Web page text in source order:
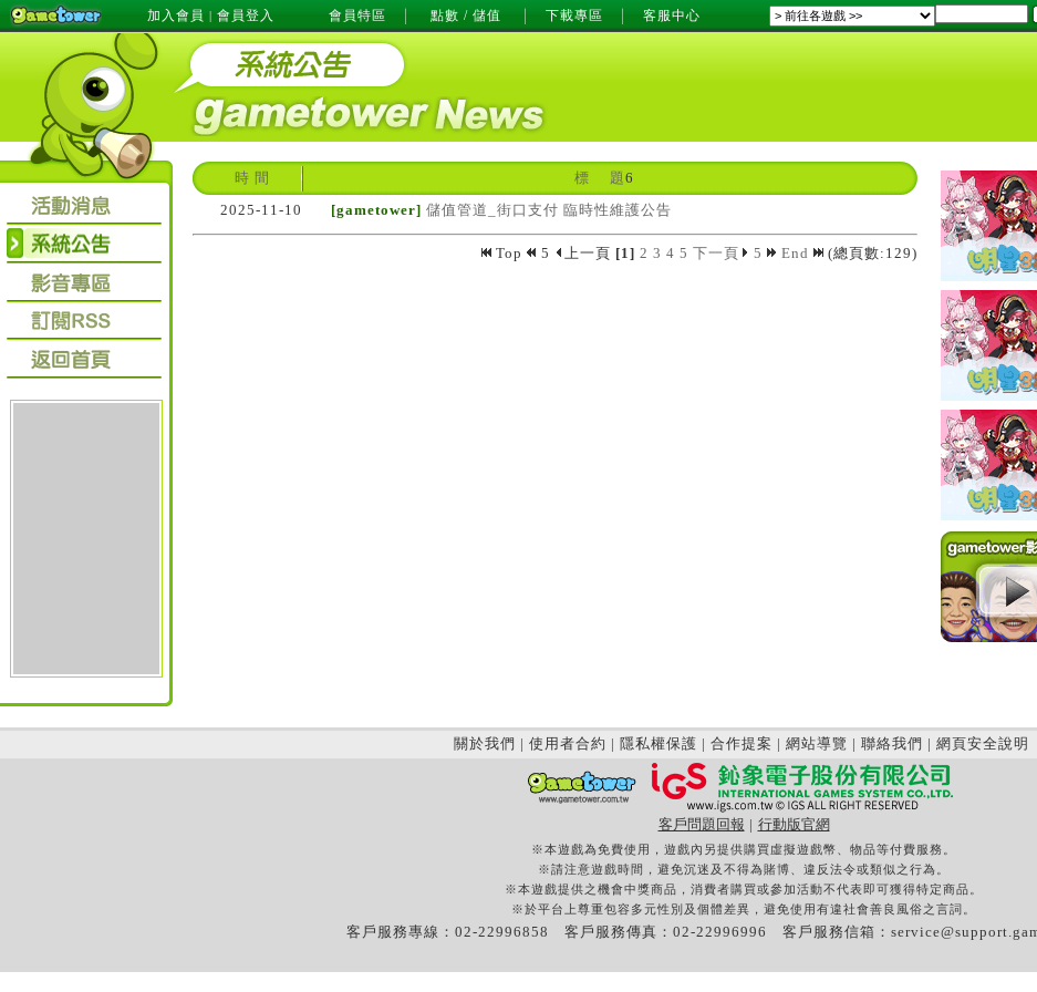
加入會員 | 會員登入 會員特區 點數 / 儲值 下載專區 客服中心
時 間 標 題6
2025-11-10
[gametower] 儲值管道_街口支付 臨時性維護公告
Top 5 上一頁 [1] 2 3 4 5 下一頁 5 End (總頁數:129)
關於我們 | 使用者合約 | 隱私權保護 | 合作提案 | 網站導覽 | 聯絡我們 | 網頁安全說明
客戶問題回報 | 行動版官網
※本遊戲為免費使用，遊戲內另提供購買虛擬遊戲幣、物品等付費服務。
※請注意遊戲時間，避免沉迷及不得為賭博、違反法令或類似之行為。
※本遊戲提供之機會中獎商品，消費者購買或參加活動不代表即可獲得特定商品。
※於平台上尊重包容多元性別及個體差異，避免使用有違社會善良風俗之言詞。
客戶服務專線：02-22996858 客戶服務傳真：02-22996996 客戶服務信箱：